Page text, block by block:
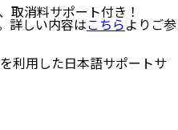
消料サポート付き！
詳しい内容はこちらよりご参
利用した日本語サポートサ